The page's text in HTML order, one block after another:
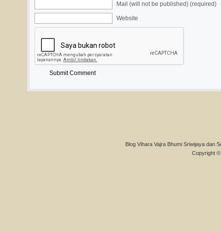
Mail (will not be published) (required)
Website
Blog Vihara Vajra Bhumi Sriwijaya dan
Copyright ©